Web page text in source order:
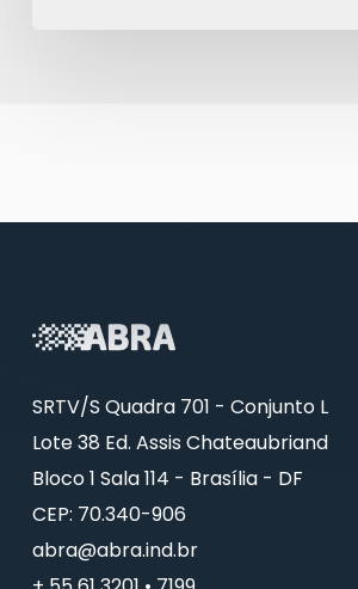
SRTV/S Quadra 701 - Conjunto L
Lote 38 Ed. Assis Chateaubriand
Bloco 1 Sala 114 - Brasília - DF
CEP: 70.340-906
abra@abra.ind.br